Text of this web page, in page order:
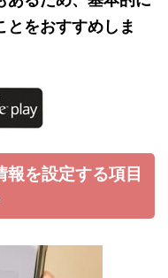
とをおすすめしま
を設定する項目